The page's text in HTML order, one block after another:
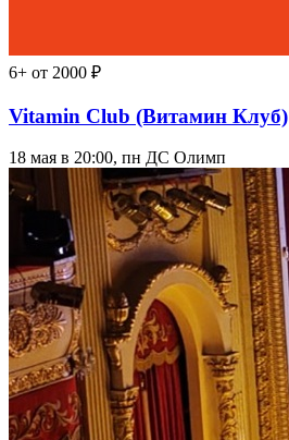
6+ от 2000 ₽
Vitamin Club (Витамин Клуб)
18 мая в 20:00, пн ДС Олимп